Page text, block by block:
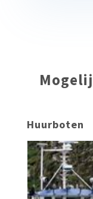
Huurboten